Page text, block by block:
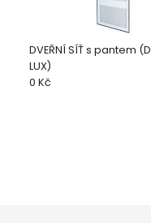
DVEŘNÍ SÍŤ s pantem
LUX)
0 Kč